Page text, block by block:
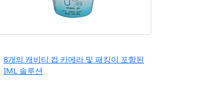
8개의 캐비티 컵 카메라 및 패킹이 포함된
IML 솔루션